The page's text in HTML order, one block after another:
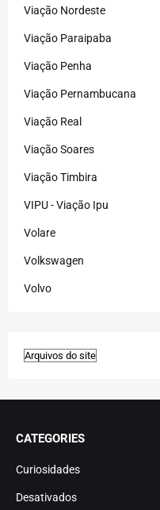
Viação Nordeste
Viação Paraipaba
Viação Penha
Viação Pernambucana
Viação Real
Viação Soares
Viação Timbira
VIPU - Viação Ipu
Volare
Volkswagen
Volvo
CATEGORIES
Curiosidades
Desativados